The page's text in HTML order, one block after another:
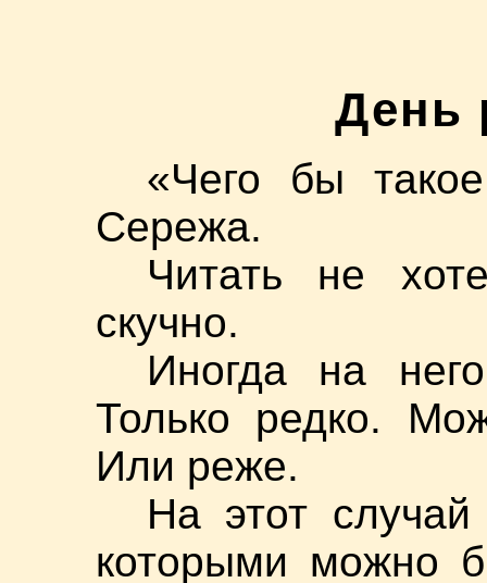
День
«Чего бы
Сережа.
Читать не
скучно.
Иногда на
Только редко.
Или реже.
На этот
которыми можно